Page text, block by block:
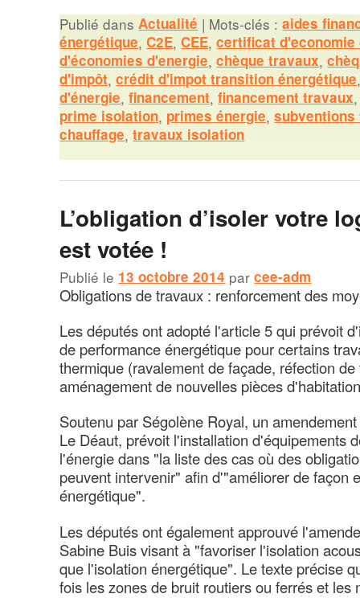
Publié dans Actualité | Mots-clés : aides
énergétique,C2E,CEE,certificat d'economie
d'économies d'energie,chèque travaux,
d'impôt,crédit d'impot transition énergétique
d'énergie,financement,financement travaux
prime isolation, primes énergie,
chauffage,travaux isolation
L’obligation d’isoler votre
est votée !
Publié le 13 octobre 2014 parcee-adm
Obligations de travaux : renforcement des
Les députés ont adopté l'article 5 qui prévoit
de performance énergétique pour certains
thermique (ravalement de façade, réfection
aménagement de nouvelles pièces
Soutenu par Ségolène Royal, un
Le Déaut, prévoit l'installation d'équipements
l'énergie dans "la liste des cas où des
peuvent intervenir" afin d'"améliorer de façon
énergétique".
Les députés ont également approuvé
Sabine Buis visant à "favoriser l'isolation
que l'isolation énergétique". Le texte précise
fois les zones de bruit routiers ou ferrés et les